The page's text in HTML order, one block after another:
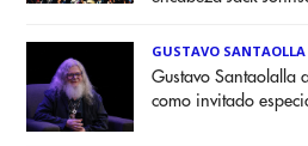
GUSTAVO SANTAOLLA
Gustavo Santaolalla
como invitado